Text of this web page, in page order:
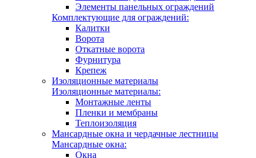
Элементы панельных ограждений
Комплектующие для ограждений:
Калитки
Ворота
Откатные ворота
Фурнитура
Крепеж
Изоляционные материалы
Изоляционные материалы:
Монтажные ленты
Пленки и мембраны
Теплоизоляция
Мансардные окна и чердачные лестницы
Мансардные окна:
Окна